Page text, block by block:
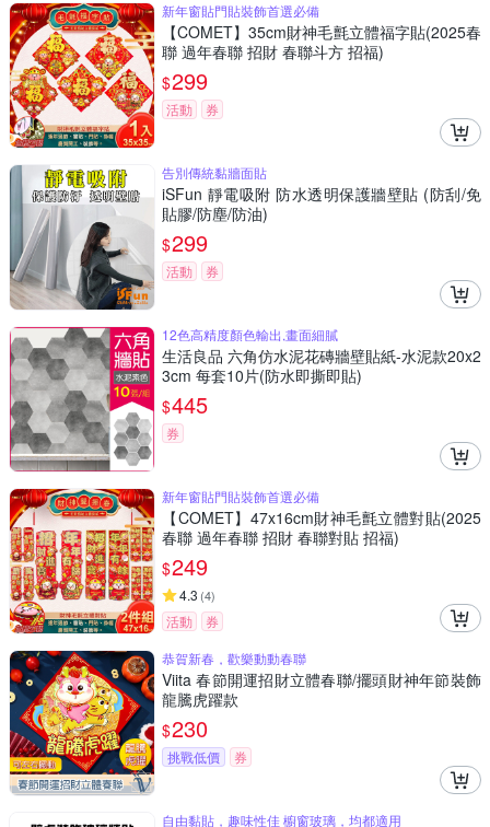
新年窗貼門貼裝飾首選必備
【COMET】35cm財神毛氈立體福字貼(2025春
聯 過年春聯 招財 春聯斗方 招福)
$299
活動 券
告別傳統黏牆面貼
iSFun 靜電吸附 防水透明保護牆壁貼 (防刮/免
貼膠/防塵/防油)
$299
活動 券
12色高精度顏色輸出,畫面細膩
生活良品 六角仿水泥花磚牆壁貼紙-水泥款20x2
3cm 每套10片(防水即撕即貼)
$445
券
新年窗貼門貼裝飾首選必備
【COMET】47x16cm財神毛氈立體對貼(2025
春聯 過年春聯 招財 春聯對貼 招福)
$249
4.3 (4)
活動
券
恭賀新春，歡樂動動春聯
Viita 春節開運招財立體春聯/擺頭財神年節裝飾
龍騰虎躍款
$230
挑戰低價 券
自由黏貼，趣味性佳 櫥窗玻璃，均都適用